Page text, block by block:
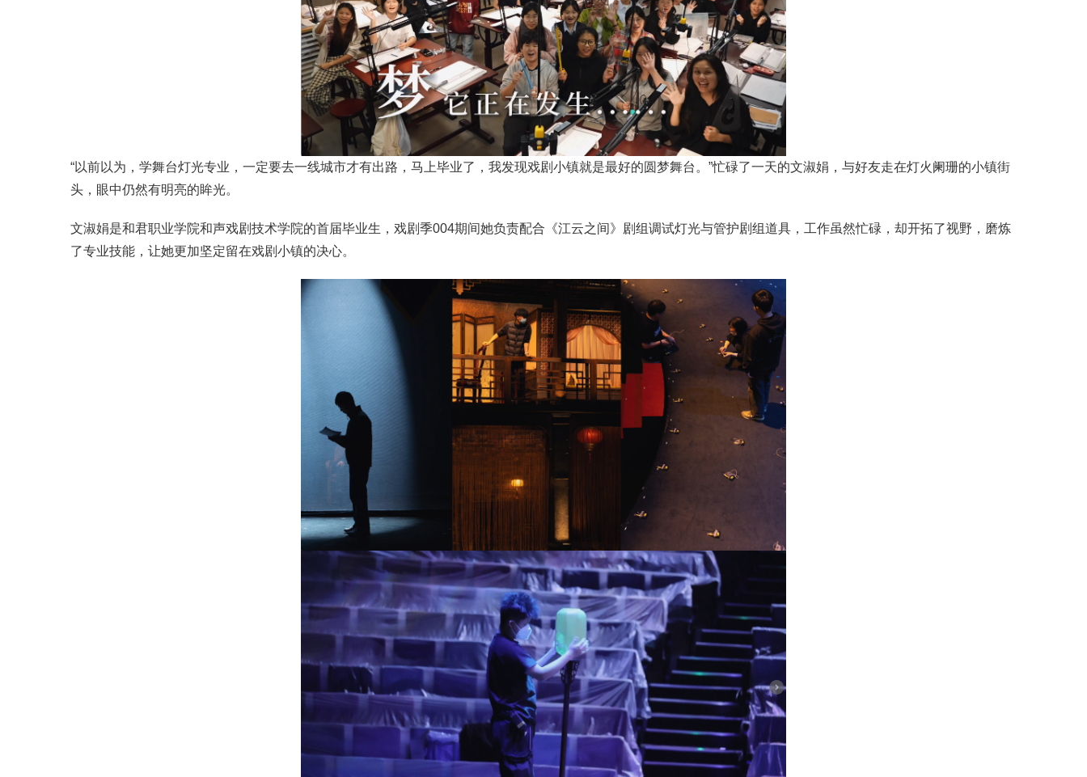
“以前以为，学舞台灯光专业，一定要去一线城市才有出路，马上毕业了，我发现戏剧小镇就是最好的圆梦舞台。”忙碌了一天的文淑娟，与好友走在灯火阑珊的小镇街
头，眼中仍然有明亮的眸光。
文淑娟是和君职业学院和声戏剧技术学院的首届毕业生， 戏剧季004期间她负责配合《江云之间》剧组调试灯光与管护剧组道具，工作虽然忙碌，却开拓了视野，磨炼
了专业技能，让她更加坚定留在戏剧小镇的决心。